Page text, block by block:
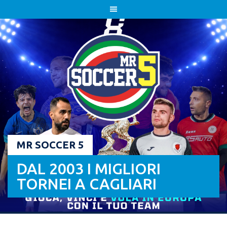
to
content
MR SOCCER 5
DAL 2003 I MIGLIORI
TORNEI A CAGLIARI